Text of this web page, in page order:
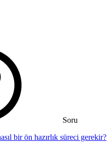
Soru
bir ön hazırlık süreci gerekir?